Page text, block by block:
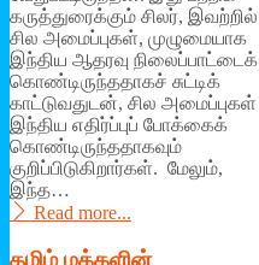
கருத்துரைக்கும் சிலர், இவற்றில்
சில அமைப்புகள், முழுமையாக
இந்திய ஆதரவு நிலைப்பாட்டைக்
கொண்டிருந்ததாகச் சுட்டிக்
காட்டுவதுடன், சில அமைப்புகள்
இந்திய எதிர்ப்புப் போக்கைக்
கொண்டிருந்ததாகவும்
குறிப்பிடுகிறார்கள். மேலும்,
இந்த…
Read more...
தமிழ் மக்களின்